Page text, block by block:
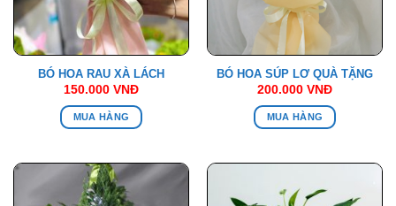
BÓ HOA RAU XÀ LÁCH
150.000 VNĐ
MUA HÀNG
BÓ HOA SÚP LƠ QUÀ TẶNG
200.000 VNĐ
MUA HÀNG